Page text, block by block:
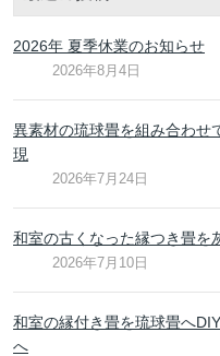
2026年 夏季休業のお知らせ
2026年8月4日
異素材の琉球畳を組み合わせ
現
2026年7月24日
和室の古くなった縁つき畳を
2026年7月10日
和室の縁付き畳を琉球畳へ
へ